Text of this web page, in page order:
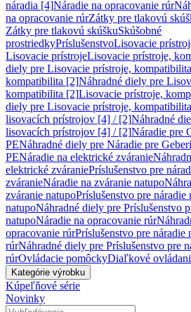
náradia [4]Náradie na opracovanie rúr
na opracovanie rúrZátky pre tlakovú
Zátky pre tlakovú skúškuSkúšobné
prostriedkyPríslušenstvoLisovacie
Lisovacie prístrojeLisovacie prístroje,
diely pre Lisovacie prístroje,
kompatibilita [2]Náhradné diely pre
kompatibilita [2]Lisovacie prístroje,
diely pre Lisovacie prístroje,
lisovacích prístrojov [4] / [2]Náhradné
lisovacích prístrojov [4] / [2]Náradie pre
PENáhradné diely pre Náradie pre
PENáradie na elektrické zváranie
elektrické zváraniePríslušenstvo pre
zváranieNáradie na zváranie natupo
zváranie natupoPríslušenstvo pre náradie
natupoNáhradné diely pre Príslušenstvo
natupoNáradie na opracovanie rúr
opracovanie rúrPríslušenstvo pre náradie
rúrNáhradné diely pre Príslušenstvo pre
rúrOvládacie pomôckyDiaľkové
Kategórie výrobku
Kúpeľňové série
Novinky